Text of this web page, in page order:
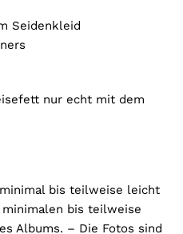
Seidenkleid
nur echt mit dem
bis teilweise leicht
bis teilweise
Albums. – Die Fotos sind